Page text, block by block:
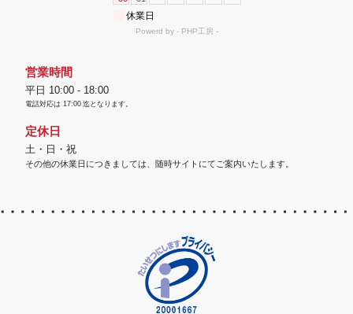
営業時間
平日 10:00 - 18:00
電話対応は 17:00 迄となります。
定休日
土・日・祝
その他の休業日につきましては、随時サイトにてご案内いたします。